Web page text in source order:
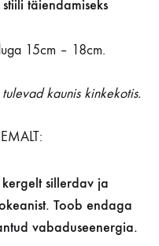
täiendamiseks
15cm – 18cm.
kaunis kinkekotis.
sillerdav ja
Toob endaga
vabaduseenergia.